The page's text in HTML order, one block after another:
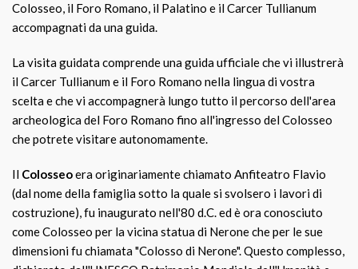
Colosseo, il Foro Romano, il Palatino e il Carcer Tullianum
accompagnati da una guida.
La visita guidata comprende una guida ufficiale che vi illustrerà
il Carcer Tullianum e il Foro Romano nella lingua di vostra
scelta e che vi accompagnerà lungo tutto il percorso dell'area
archeologica del Foro Romano fino all'ingresso del Colosseo
che potrete visitare autonomamente.
Il Colosseoera originariamente chiamato Anfiteatro Flavio
(dal nome della famiglia sotto la quale si svolsero i lavori di
costruzione), fu inaugurato nell'80 d.C. ed è ora conosciuto
come Colosseo per la vicina statua di Nerone che per le sue
dimensioni fu chiamata "Colosso di Nerone". Questo complesso,